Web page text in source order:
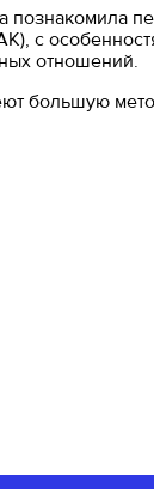
с
отношений.
большую